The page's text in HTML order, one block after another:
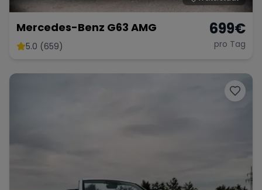
Mercedes-Benz G63 AMG
5.0 (659)
699€
pro Tag